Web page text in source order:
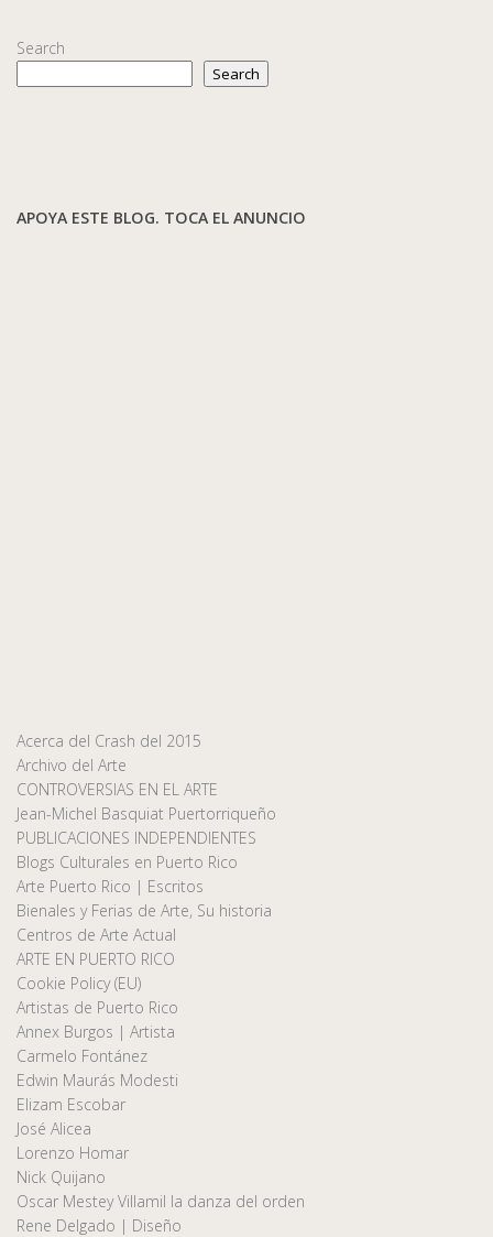
Search
Search
APOYA ESTE BLOG. TOCA EL ANUNCIO
Acerca del Crash del 2015
Archivo del Arte
CONTROVERSIAS EN EL ARTE
Jean-Michel Basquiat Puertorriqueño
PUBLICACIONES INDEPENDIENTES
Blogs Culturales en Puerto Rico
Arte Puerto Rico | Escritos
Bienales y Ferias de Arte, Su historia
Centros de Arte Actual
ARTE EN PUERTO RICO
Cookie Policy (EU)
Artistas de Puerto Rico
Annex Burgos | Artista
Carmelo Fontánez
Edwin Maurás Modesti
Elizam Escobar
José Alicea
Lorenzo Homar
Nick Quijano
Oscar Mestey Villamil la danza del orden
Rene Delgado | Diseño